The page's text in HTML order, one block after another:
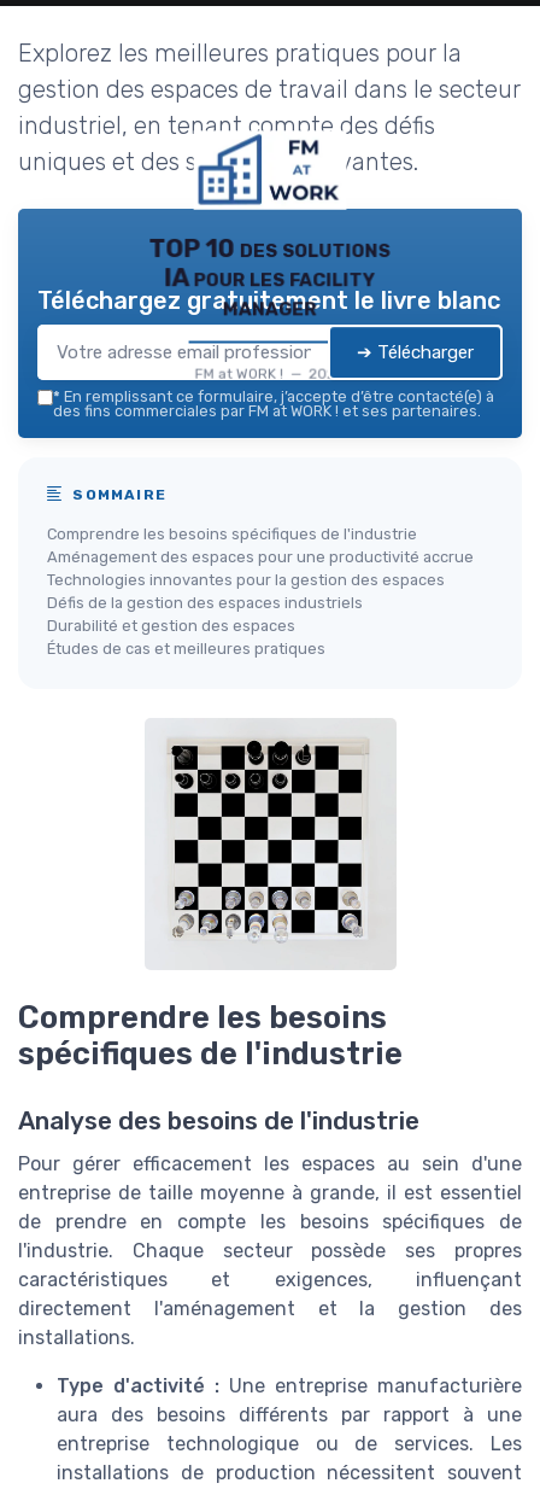
Explorez les meilleures pratiques pour la
gestion des espaces de travail dans le secteur
industriel, en tenant compte des défis
uniques et des solutions innovantes.
TOP 10 des solutions
IA pour les facility
manager
FM at WORK ! — 2026
Téléchargez gratuitement le livre blanc
➔ Télécharger
* En remplissant ce formulaire, j’accepte d’être contacté(e) à
des fins commerciales par FM at WORK ! et ses partenaires.
SOMMAIRE
Comprendre les besoins spécifiques de l'industrie
Aménagement des espaces pour une productivité accrue
Technologies innovantes pour la gestion des espaces
Défis de la gestion des espaces industriels
Durabilité et gestion des espaces
Études de cas et meilleures pratiques
Comprendre les besoins
spécifiques de l'industrie
Analyse des besoins de l'industrie
Pour gérer efficacement les espaces au sein d'une
entreprise de taille moyenne à grande, il est essentiel
de prendre en compte les besoins spécifiques de
l'industrie. Chaque secteur possède ses propres
caractéristiques et exigences, influençant
directement l'aménagement et la gestion des
installations.
Type d'activité : Une entreprise manufacturière
aura des besoins différents par rapport à une
entreprise technologique ou de services. Les
installations de production nécessitent souvent